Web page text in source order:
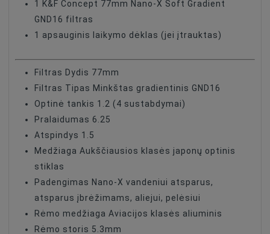
1 K&F Concept 77mm Nano-X Soft Gradient
GND16 filtras
1 apsauginis laikymo dėklas (jei įtrauktas)
Filtras Dydis 77mm
Filtras Tipas Minkštas gradientinis GND16
Optinė tankis 1.2 (4 sustabdymai)
Pralaidumas 6.25
Atspindys 1.5
Medžiaga Aukščiausios klasės japonų optinis
stiklas
Padengimas Nano-X vandeniui atsparus,
atsparus įbrėžimams, aliejui, pelėsiui
Rėmo medžiaga Aviacijos klasės aliuminis
Rėmo storis 5.3mm